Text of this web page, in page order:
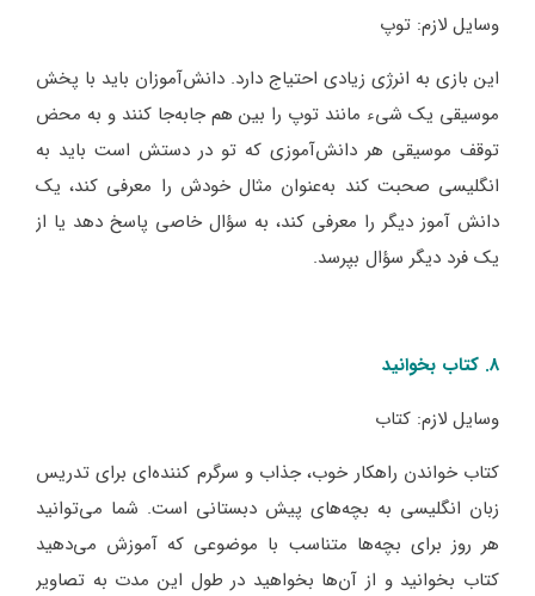
وسایل لازم: توپ
این بازی به انرژی زیادی احتیاج دارد. دانش‌آموزان باید با پخش
موسیقی یک شیء مانند توپ را بین هم جابه‌جا کنند و به محض
توقف موسیقی هر دانش‌آموزی که تو در دستش است باید به
انگلیسی صحبت کند به‌عنوان مثال خودش را معرفی کند، یک
دانش آموز دیگر را معرفی کند، به سؤال خاصی پاسخ دهد یا از
یک فرد دیگر سؤال بپرسد.
8. کتاب بخوانید
وسایل لازم: کتاب
کتاب خواندن راهکار خوب، جذاب و سرگرم کننده‌ای برای تدریس
زبان انگلیسی به بچه‌های پیش دبستانی است. شما می‌توانید
هر روز برای بچه‌ها متناسب با موضوعی که آموزش می‌دهید
کتاب بخوانید و از آن‌ها بخواهید در طول این مدت به تصاویر